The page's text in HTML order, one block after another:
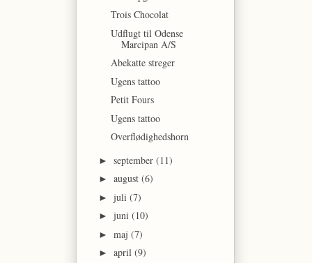
Trois Chocolat
Udflugt til Odense
Marcipan A/S
Abekatte streger
Ugens tattoo
Petit Fours
Ugens tattoo
Overflødighedshorn
►september(11)
►august(6)
►juli(7)
►juni(10)
►maj(7)
►april(9)